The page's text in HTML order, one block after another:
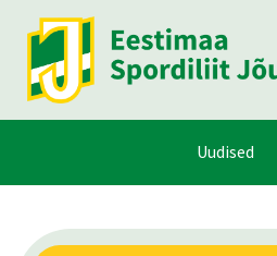
Uudised